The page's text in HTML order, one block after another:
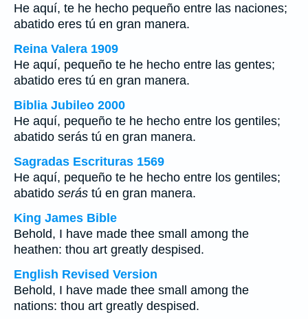
He aquí, te he hecho pequeño entre las naciones;
abatido eres tú en gran manera.
Reina Valera 1909
He aquí, pequeño te he hecho entre las gentes;
abatido eres tú en gran manera.
Biblia Jubileo 2000
He aquí, pequeño te he hecho entre los gentiles;
abatido serás tú en gran manera.
Sagradas Escrituras 1569
He aquí, pequeño te he hecho entre los gentiles;
abatido serás tú en gran manera.
King James Bible
Behold, I have made thee small among the
heathen: thou art greatly despised.
English Revised Version
Behold, I have made thee small among the
nations: thou art greatly despised.